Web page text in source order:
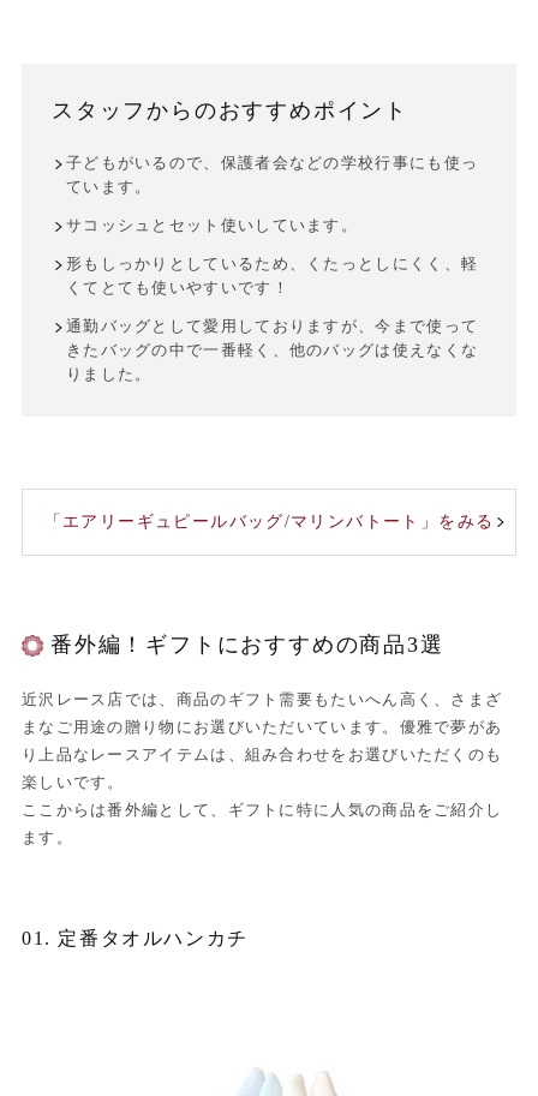
スタッフからのおすすめポイント
子どもがいるので、保護者会などの学校行事にも使っ
ています。
サコッシュとセット使いしています。
形もしっかりとしているため、くたっとしにくく、軽
くてとても使いやすいです！
通勤バッグとして愛用しておりますが、今まで使って
きたバッグの中で一番軽く、他のバッグは使えなくな
りました。
「エアリーギュピールバッグ/マリンバトート」をみる
番外編！ギフトにおすすめの商品3選
近沢レース店では、商品のギフト需要もたいへん高く、さまざ
まなご用途の贈り物にお選びいただいています。優雅で夢があ
り上品なレースアイテムは、組み合わせをお選びいただくのも
楽しいです。
ここからは番外編として、ギフトに特に人気の商品をご紹介し
ます。
01. 定番タオルハンカチ